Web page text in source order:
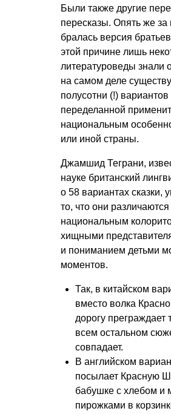
Были также другие
пересказы. Опять же за
бралась версия
этой причине лишь
литературоведы знали
на самом деле
полусотни (!) вариантов
переделанной
национальным
или иной страны.
Джамшид Теграни,
науке британский
о 58 вариантах сказки,
то, что они различаются
национальным
хищными
и пониманием детьми
моментов.
Так, в китайском
вместо волка
дорогу преграждает
всем остальном
совпадает.
В английском
посылает Красную
бабушке с хлебом
пирожками в